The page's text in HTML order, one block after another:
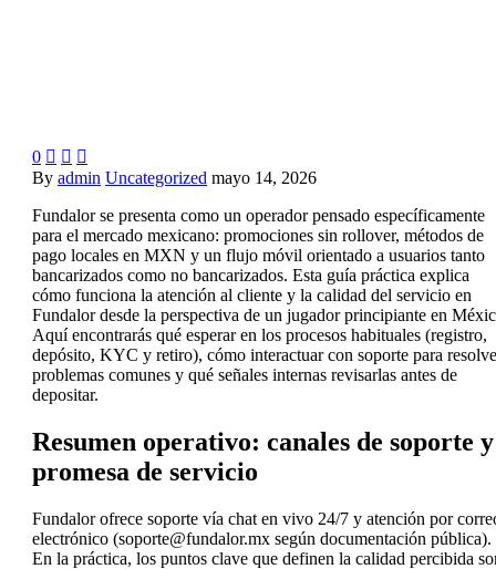
0   
By admin Uncategorized mayo 14, 2026
Fundalor se presenta como un operador pensado específicamente
para el mercado mexicano: promociones sin rollover, métodos de
pago locales en MXN y un flujo móvil orientado a usuarios tanto
bancarizados como no bancarizados. Esta guía práctica explica
cómo funciona la atención al cliente y la calidad del servicio en
Fundalor desde la perspectiva de un jugador principiante en
Aquí encontrarás qué esperar en los procesos habituales (registro,
depósito, KYC y retiro), cómo interactuar con soporte para
problemas comunes y qué señales internas revisarlas antes de
depositar.
Resumen operativo: canales de soporte y
promesa de servicio
Fundalor ofrece soporte vía chat en vivo 24/7 y atención por
electrónico (soporte@fundalor.mx según documentación pública).
En la práctica, los puntos clave que definen la calidad percibida